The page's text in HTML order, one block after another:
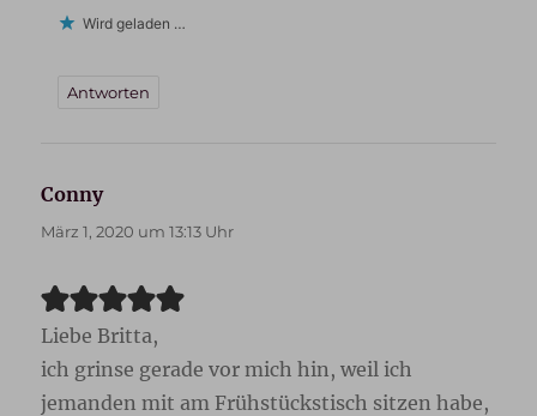
Wird geladen …
Antworten
Connysagt:
März 1, 2020 um 13:13 Uhr
Liebe Britta,
ich grinse gerade vor mich hin, weil ich
jemanden mit am Frühstückstisch sitzen habe,